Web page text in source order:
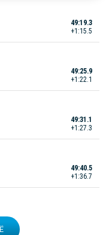
49:19.3
+1:15.5
49:25.9
+1:22.1
49:31.1
+1:27.3
49:40.5
+1:36.7